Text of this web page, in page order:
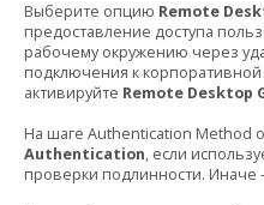
Выберите опцию Remote
предоставление доступа
рабочему окружению через
подключения к
активируйте Remote Desktop
На шаге Authentication Method
Authentication, если
проверки подлинности. Иначе